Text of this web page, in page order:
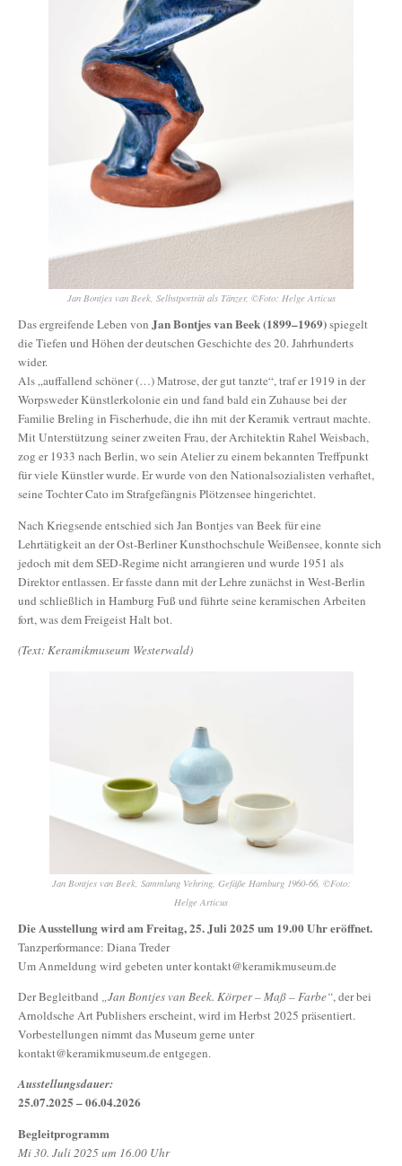
Jan Bontjes van Beek, Selbstporträt als Tänzer, ©Foto: Helge Articus
Das ergreifende Leben von Jan Bontjes van Beek (1899–1969)spiegelt
die Tiefen und Höhen der deutschen Geschichte des 20. Jahrhunderts
wider.
Als „auffallend schöner (…) Matrose, der gut tanzte“, traf er 1919 in der
Worpsweder Künstlerkolonie ein und fand bald ein Zuhause bei der
Familie Breling in Fischerhude, die ihn mit der Keramik vertraut machte.
Mit Unterstützung seiner zweiten Frau, der Architektin Rahel Weisbach,
zog er 1933 nach Berlin, wo sein Atelier zu einem bekannten Treffpunkt
für viele Künstler wurde. Er wurde von den Nationalsozialisten verhaftet,
seine Tochter Cato im Strafgefängnis Plötzensee hingerichtet.
Nach Kriegsende entschied sich Jan Bontjes van Beek für eine
Lehrtätigkeit an der Ost-Berliner Kunsthochschule Weißensee, konnte sich
jedoch mit dem SED-Regime nicht arrangieren und wurde 1951 als
Direktor entlassen. Er fasste dann mit der Lehre zunächst in West-Berlin
und schließlich in Hamburg Fuß und führte seine keramischen Arbeiten
fort, was dem Freigeist Halt bot.
(Text: Keramikmuseum Westerwald)
Jan Bontjes van Beek, Sammlung Vehring, Gefäße Hamburg 1960-66, ©Foto:
Helge Articus
Die Ausstellung wird am Freitag, 25. Juli 2025 um 19.00 Uhr eröffnet.
Tanzperformance: Diana Treder
Um Anmeldung wird gebeten unter kontakt@keramikmuseum.de
Der Begleitband „Jan Bontjes van Beek. Körper – Maß – Farbe“, der bei
Arnoldsche Art Publishers erscheint, wird im Herbst 2025 präsentiert.
Vorbestellungen nimmt das Museum gerne unter
kontakt@keramikmuseum.de entgegen.
Ausstellungsdauer:
25.07.2025 – 06.04.2026
Begleitprogramm
Mi 30. Juli 2025 um 16.00 Uhr